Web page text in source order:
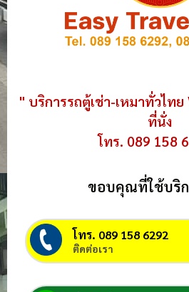
" บริการรถตู้เช่า-เหมาทั่วไท
ที่นั่ง
โทร. 089 158
ขอบคุณที่ใช้บริ
โทร. 089 158 6292
ติดต่อเรา